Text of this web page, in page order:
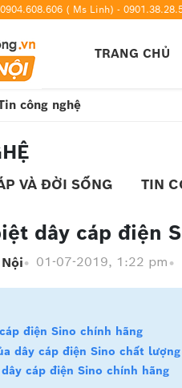
( Ms Linh) -
TRANG CHỦ
công nghệ
VÀ ĐỜI SỐNG TIN
dây cáp điện
01-07-2019, 1:22 pm
điện Sino chính hãng
dây cáp điện Sino chất lượng
cáp điện Sino chính hãng